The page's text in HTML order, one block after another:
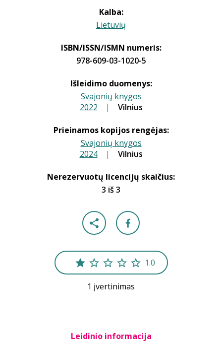
Kalba:
Lietuvių
ISBN/ISSN/ISMN numeris:
978-609-03-1020-5
Išleidimo duomenys:
Svajonių knygos
2022 | Vilnius
Prieinamos kopijos rengėjas:
Svajonių knygos
2024 | Vilnius
Nerezervuotų licencijų skaičius:
3 iš 3
1.0
1 įvertinimas
Leidinio informacija